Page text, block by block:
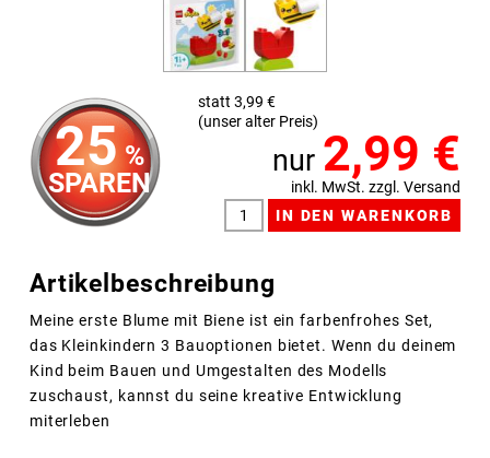
25 %
SPAREN
statt 3,99 €
(unser alter Preis)
nur 2,99 €
inkl. MwSt. zzgl. Versand
Artikelbeschreibung
Meine erste Blume mit Biene ist ein farbenfrohes Set,
das Kleinkindern 3 Bauoptionen bietet. Wenn du deinem
Kind beim Bauen und Umgestalten des Modells
zuschaust, kannst du seine kreative Entwicklung
miterleben